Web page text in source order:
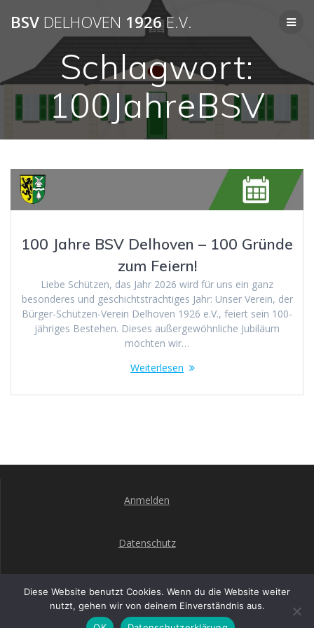
BSV DELHOVEN 1926E.V.
Schlagwort:
100JahreBSV
100 Jahre BSV Delhoven – 100 Gründe
zum Feiern!
Liebe Schützen, das Jahr 2026 wird für uns ein ganz
besonderes und geschichtsträchtiges Jahr: Unser Verein, der
Bürger-Schützen-Verein Delhoven 1926 e.V., feiert sein 100-
jähriges Bestehen. Dieses außergewöhnliche Jubiläum
möchten wir…
Weiterlesen
Anmelden
Datenschutz
Impressum
Diese Website benutzt Cookies. Wenn du die Website weiter
nutzt, gehen wir von deinem Einverständnis aus.